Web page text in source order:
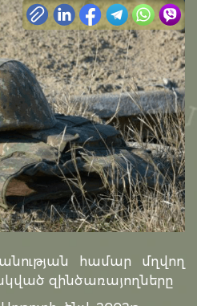
համար մղվող
զինծառայողները